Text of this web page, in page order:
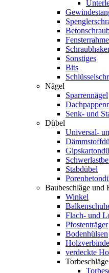
Sonstiges
Bits
Nägel
Sparrennägel
Senk- und
Dübel
Universal-
Stabdübel
Baubeschläge und
Winkel
Flach- und
Pfostenträger
Bodenhülsen
verdeckte
Torbeschläge